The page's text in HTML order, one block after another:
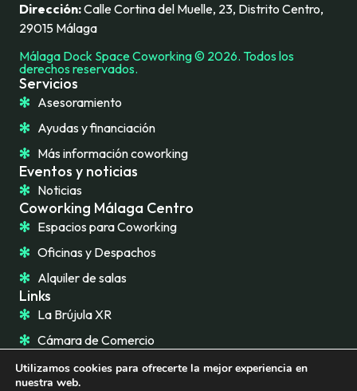
Coworking Málaga Centro
Espacios para Coworking
Oficinas y Despachos
Alquiler de salas
Links
La Brújula XR
Cámara de Comercio
Servicios
Asesoramiento
Ayudas y financiación
Más información coworking
Eventos y noticias
Noticias
Dirección:Calle Cortina del Muelle, 23, Distrito Centro,
29015 Málaga
Málaga Dock Space Coworking © 2026. Todos los
derechos reservados.
Utilizamos cookies para ofrecerte la mejor experiencia en
nuestra web.